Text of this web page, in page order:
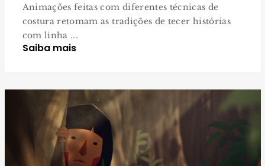
Animações feitas com diferentes técnicas de
costura retomam as tradições de tecer histórias
com linha ...
Saiba mais